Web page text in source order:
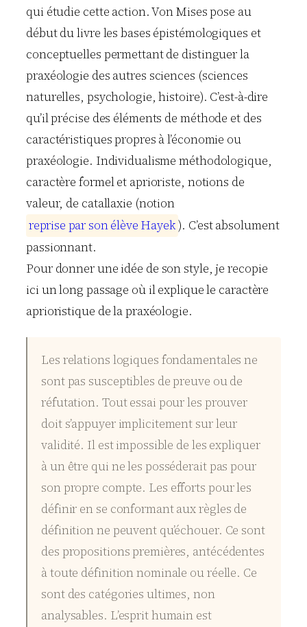
qui étudie cette action. Von Mises pose au
début du livre les bases épistémologiques et
conceptuelles permettant de distinguer la
praxéologie des autres sciences (sciences
naturelles, psychologie, histoire). C’est-à-dire
qu’il précise des éléments de méthode et des
caractéristiques propres à l’économie ou
praxéologie. Individualisme méthodologique,
caractère formel et aprioriste, notions de
valeur, de catallaxie (notion
reprise par sonélève Hayek). C’est absolument
passionnant.
Pour donner une idée de son style, je recopie
ici un long passage où il explique le caractère
aprioristique de la praxéologie.
Les relations logiques fondamentales ne
sont pas susceptibles de preuve ou de
réfutation. Tout essai pour les prouver
doit s’appuyer implicitement sur leur
validité. Il est impossible de les expliquer
à un être qui ne les posséderait pas pour
son propre compte. Les efforts pour les
définir en se conformant aux règles de
définition ne peuvent qu’échouer. Ce sont
des propositions premières, antécédentes
à toute définition nominale ou réelle. Ce
sont des catégories ultimes, non
analysables. L’esprit humain est